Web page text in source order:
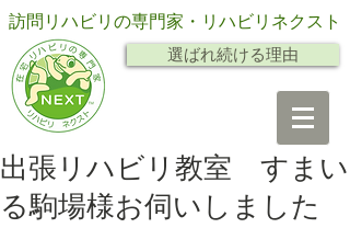
選ばれ続ける理由
訪問リハビリの専門家・リハビリネクスト
出張リハビリ教室 すまい
る駒場様お伺いしました